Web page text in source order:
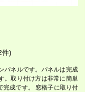
件)
パネルです。パネルは完成
。取り付け方は非常に簡単
完成です。 窓格子に取り付